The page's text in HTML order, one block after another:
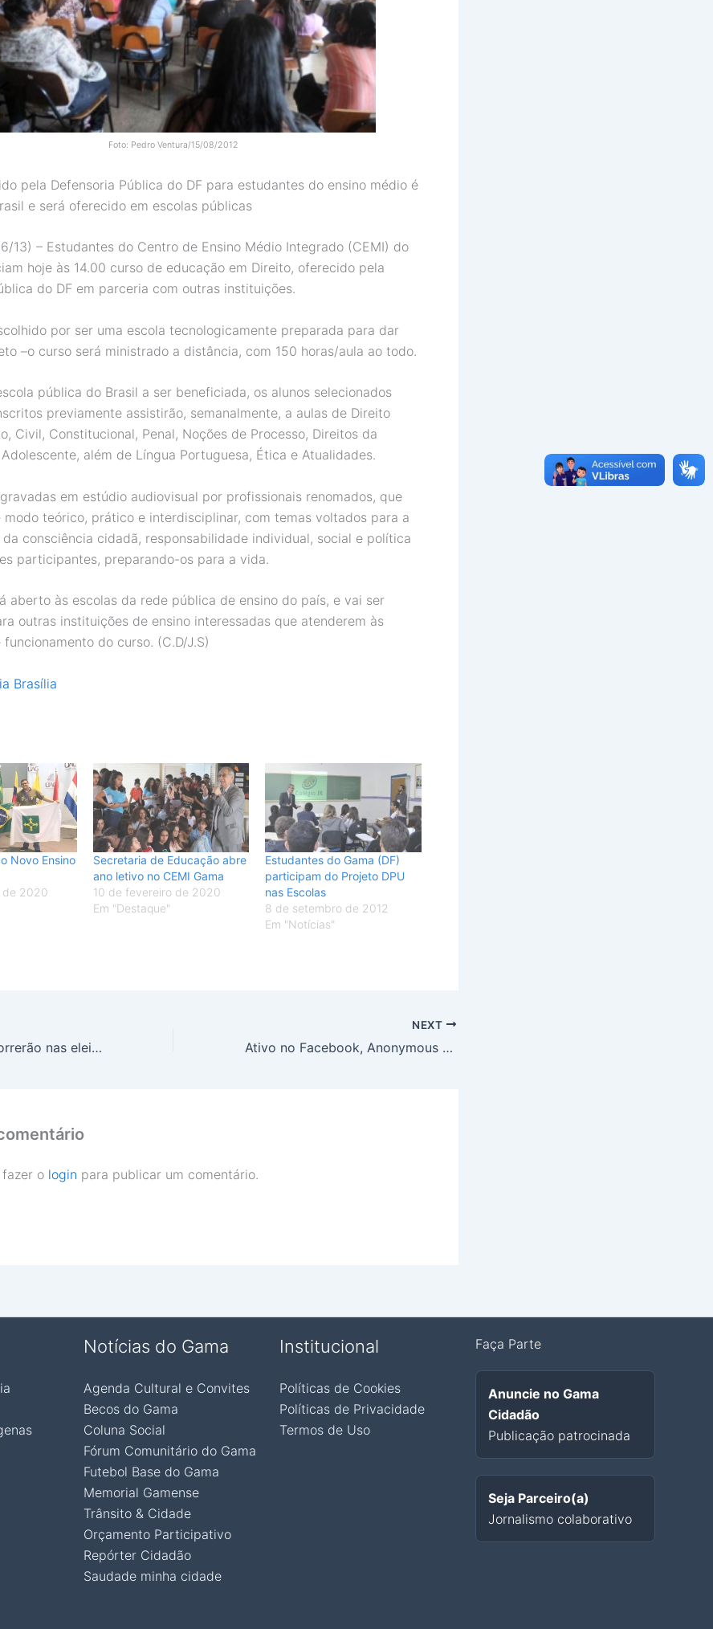
Foto: Pedro Ventura/15/08/2012
pela Defensoria Pública do DF para estudantes do ensino médio é
e será oferecido em escolas públicas
6/13) – Estudantes do Centro de Ensino Médio Integrado (CEMI) do
hoje às 14.00 curso de educação em Direito, oferecido pela
do DF em parceria com outras instituições.
por ser uma escola tecnologicamente preparada para dar
–o curso será ministrado a distância, com 150 horas/aula ao todo.
pública do Brasil a ser beneficiada, os alunos selecionados
previamente assistirão, semanalmente, a aulas de Direito
Civil, Constitucional, Penal, Noções de Processo, Direitos da
além de Língua Portuguesa, Ética e Atualidades.
em estúdio audiovisual por profissionais renomados, que
modo teórico, prático e interdisciplinar, com temas voltados para a
da consciência cidadã, responsabilidade individual, social e política
participantes, preparando-os para a vida.
aberto às escolas da rede pública de ensino do país, e vai ser
outras instituições de ensino interessadas que atenderem às
do curso. (C.D/J.S)
Brasília
Novo Ensino
de 2020
Secretaria de Educação abre
ano letivo no CEMI Gama
10 de fevereiro de 2020
Em "Destaque"
Estudantes do Gama (DF)
participam do Projeto DPU
nas Escolas
8 de setembro de 2012
Em "Notícias"
Fichas sujas concorrerão nas eleições
NEXT
Ativo no Facebook, Anonymous assume liderança das manifestações pelo Brasil
o login para publicar um comentário.
Notícias do Gama
Agenda Cultural e Convites
Becos do Gama
Coluna Social
Fórum Comunitário do Gama
Futebol Base do Gama
Memorial Gamense
Trânsito & Cidade
Orçamento Participativo
Repórter Cidadão
Saudade minha cidade
Institucional
Políticas de Cookies
Políticas de Privacidade
Termos de Uso
Faça Parte
Anuncie no Gama
Cidadão
Publicação patrocinada
Seja Parceiro(a)
Jornalismo colaborativo